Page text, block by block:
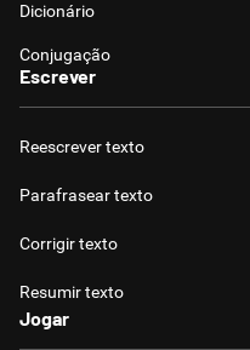
Dicionário
Conjugação
Escrever
Reescrever texto
Parafrasear texto
Corrigir texto
Resumir texto
Jogar